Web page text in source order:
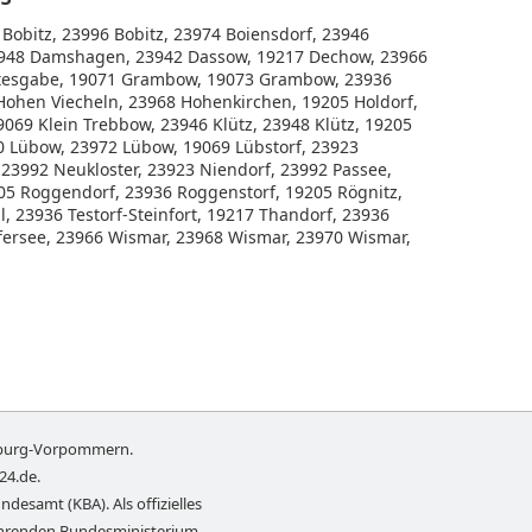
23996 Bobitz, 23974 Boiensdorf, 23946
Damshagen, 23942 Dassow, 19217 Dechow, 23966
19071 Grambow, 19073 Grambow, 23936
Viecheln, 23968 Hohenkirchen, 19205 Holdorf,
Klein Trebbow, 23946 Klütz, 23948 Klütz, 19205
23972 Lübow, 19069 Lübstorf, 23923
Neukloster, 23923 Niendorf, 23992 Passee,
Roggendorf, 23936 Roggenstorf, 19205 Rögnitz,
23936 Testorf-Steinfort, 19217 Thandorf, 23936
23966 Wismar, 23968 Wismar, 23970 Wismar,
Vorpommern.
.
(KBA). Als offizielles